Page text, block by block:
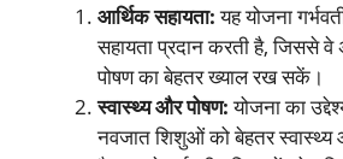
आर्थिक सहायता:यह योजना
सहायता प्रदान करती है, जिससे
पोषण का बेहतर ख्याल रख सकें।
स्वास्थ्य और पोषण:योजना का
नवजात शिशुओं को बेहतर स्वास्थ्य